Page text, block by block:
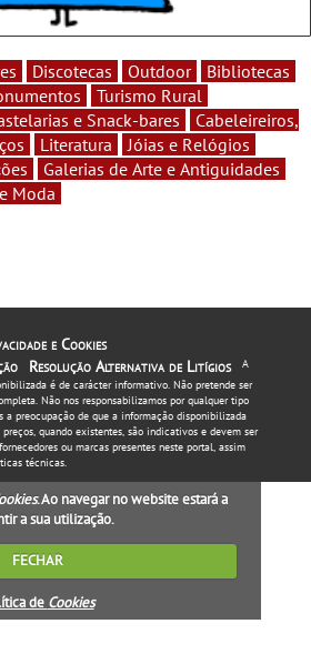
Discotecas Outdoor
Bibliotecas
Turismo Rural
e Snack-bares
Cabeleireiros,
Literatura
Jóias e Relógios
Galerias de Arte e Antiguidades
Moda
e Cookies
Resolução Alternativa de Litígios
A
é de carácter informativo. Não pretende ser
Não nos responsabilizamos por qualquer tipo
a preocupação de que a informação disponibilizada
quando existentes, são indicativos e devem ser
ou marcas presentes neste portal, assim
técnicas.
. Ao navegar no website estará a
a sua utilização.
FECHAR
de Cookies